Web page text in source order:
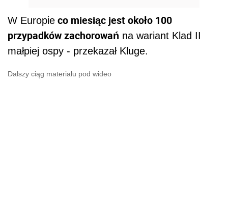
W Europie co miesiąc jest około 100
przypadków zachorowań na wariant Klad II
małpiej ospy - przekazał Kluge.
Dalszy ciąg materiału pod wideo